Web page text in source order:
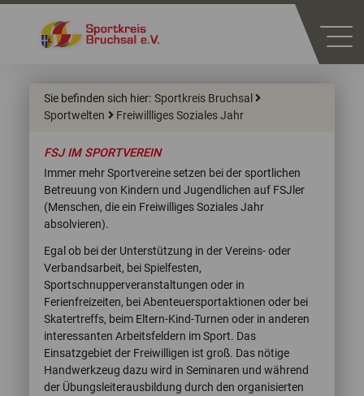
Sie befinden sich hier: Sportkreis Bruchsal
Sportwelten
Freiwillliges Soziales Jahr
FSJ IM SPORTVEREIN
Immer mehr Sportvereine setzen bei der sportlichen
Betreuung von Kindern und Jugendlichen auf FSJler
(Menschen, die ein Freiwilliges Soziales Jahr
absolvieren).
Egal ob bei der Unterstützung in der Vereins- oder
Verbandsarbeit, bei Spielfesten,
Sportschnupperveranstaltungen oder in
Ferienfreizeiten, bei Abenteuersportaktionen oder bei
Skatertreffs, beim Eltern-Kind-Turnen oder in anderen
interessanten Arbeitsfeldern im Sport. Das
Einsatzgebiet der Freiwilligen ist groß. Das nötige
Handwerkzeug dazu wird in Seminaren und während
der Übungsleiterausbildung durch den organisierten